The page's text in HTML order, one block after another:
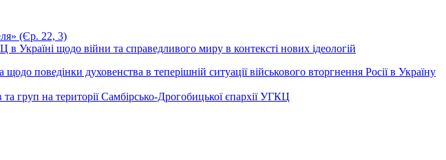
(Єр. 22, 3)
щодо війни та справедливого миру в контексті нових ідеологій
поведінки духовенства в теперішній ситуації військового вторгнення Росії в Україну
та груп на території Самбірсько-Дрогобицької єпархії УГКЦ